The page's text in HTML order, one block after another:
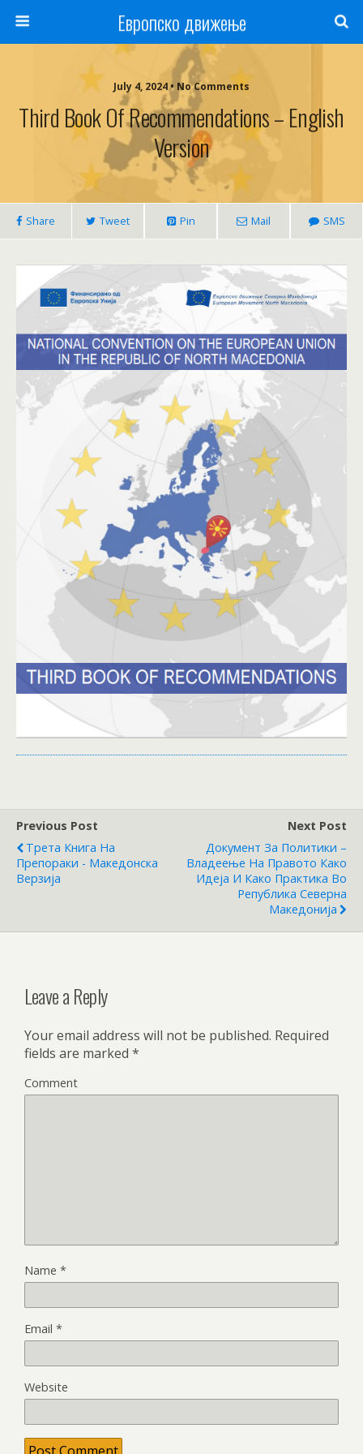
Европско движење
July 4, 2024 • No Comments
Third Book Of Recommendations – English
Version
Share Tweet Pin Mail SMS
Previous Post
Трета Книга На
Препораки - Македонска
Верзија
Next Post
Документ За Политики –
Владеење На Правото Како
Идеја И Како Практика Во
Република Северна
Македонија
Leave a Reply
Your email address will not be published. Required
fields are marked *
Comment
Name *
Email *
Website